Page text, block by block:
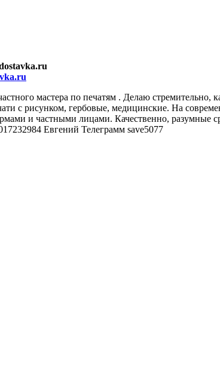
мастера по печатям . Делаю
с рисунком, гербовые, медицинские. На
и частными лицами. Качественно, разумные
Евгений Телеграмм save5077